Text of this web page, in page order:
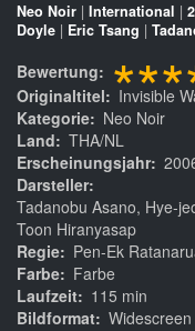
Neo Noir | International |
Doyle | Eric Tsang |
Bewertung
Originaltitel
Invisible
Kategorie
Neo Noir
Land
THA/NL
Erscheinungsjahr
Darsteller
Tadanobu Asano, Hye-
Toon Hiranyasap
Regie
Pen-Ek
Farbe
Farbe
Laufzeit
115 min
Bildformat Widescreen